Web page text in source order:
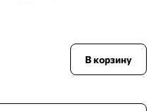
В корзину